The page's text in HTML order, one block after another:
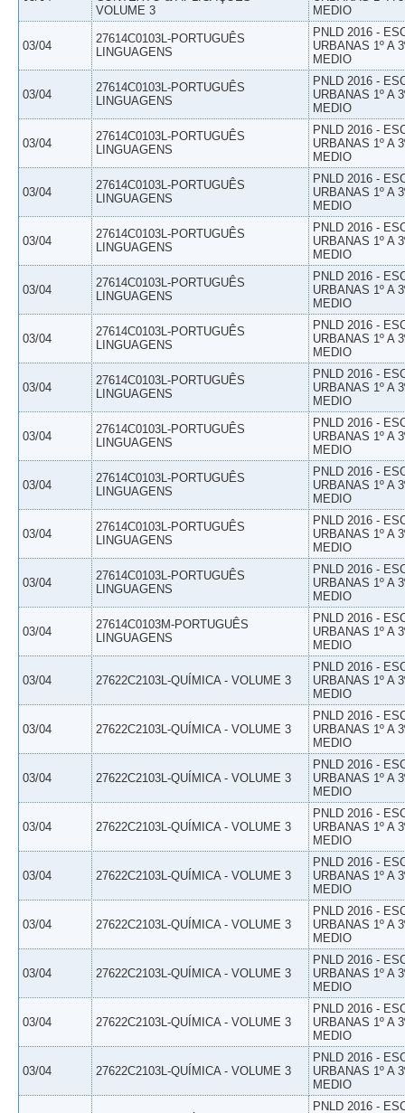
VOLUME 3
MEDIO
03/04
27614C0103L-PORTUGUÊS
LINGUAGENS
PNLD 2016 -
URBANAS 1º A
MEDIO
03/04
27614C0103L-PORTUGUÊS
LINGUAGENS
PNLD 2016 -
URBANAS 1º A
MEDIO
03/04
27614C0103L-PORTUGUÊS
LINGUAGENS
PNLD 2016 -
URBANAS 1º A
MEDIO
03/04
27614C0103L-PORTUGUÊS
LINGUAGENS
PNLD 2016 -
URBANAS 1º A
MEDIO
03/04
27614C0103L-PORTUGUÊS
LINGUAGENS
PNLD 2016 -
URBANAS 1º A
MEDIO
03/04
27614C0103L-PORTUGUÊS
LINGUAGENS
PNLD 2016 -
URBANAS 1º A
MEDIO
03/04
27614C0103L-PORTUGUÊS
LINGUAGENS
PNLD 2016 -
URBANAS 1º A
MEDIO
03/04
27614C0103L-PORTUGUÊS
LINGUAGENS
PNLD 2016 -
URBANAS 1º A
MEDIO
03/04
27614C0103L-PORTUGUÊS
LINGUAGENS
PNLD 2016 -
URBANAS 1º A
MEDIO
03/04
27614C0103L-PORTUGUÊS
LINGUAGENS
PNLD 2016 -
URBANAS 1º A
MEDIO
03/04
27614C0103L-PORTUGUÊS
LINGUAGENS
PNLD 2016 -
URBANAS 1º A
MEDIO
03/04
27614C0103L-PORTUGUÊS
LINGUAGENS
PNLD 2016 -
URBANAS 1º A
MEDIO
03/04
27614C0103M-PORTUGUÊS
LINGUAGENS
PNLD 2016 -
URBANAS 1º A
MEDIO
03/04 27622C2103L-QUÍMICA - VOLUME 3
PNLD 2016 -
URBANAS 1º A
MEDIO
03/04 27622C2103L-QUÍMICA - VOLUME 3
PNLD 2016 -
URBANAS 1º A
MEDIO
03/04 27622C2103L-QUÍMICA - VOLUME 3
PNLD 2016 -
URBANAS 1º A
MEDIO
03/04 27622C2103L-QUÍMICA - VOLUME 3
PNLD 2016 -
URBANAS 1º A
MEDIO
03/04 27622C2103L-QUÍMICA - VOLUME 3
PNLD 2016 -
URBANAS 1º A
MEDIO
03/04 27622C2103L-QUÍMICA - VOLUME 3
PNLD 2016 -
URBANAS 1º A
MEDIO
03/04 27622C2103L-QUÍMICA - VOLUME 3
PNLD 2016 -
URBANAS 1º A
MEDIO
03/04 27622C2103L-QUÍMICA - VOLUME 3
PNLD 2016 -
URBANAS 1º A
MEDIO
03/04 27622C2103L-QUÍMICA - VOLUME 3
PNLD 2016 -
URBANAS 1º A
MEDIO
PNLD 2016 -